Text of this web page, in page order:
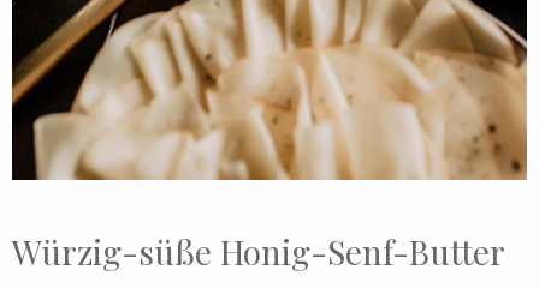
Würzig-süße Honig-Senf-Butter